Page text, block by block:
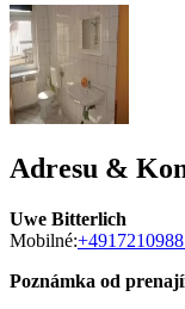
Adresu &
Uwe Bitterlich
Mobilné:
Poznámka od